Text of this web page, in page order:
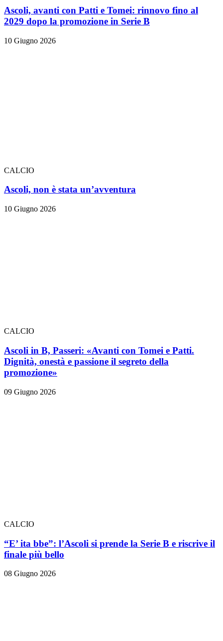
Ascoli, avanti con Patti e Tomei: rinnovo fino al
2029 dopo la promozione in Serie B
10 Giugno 2026
CALCIO
Ascoli, non è stata un’avventura
10 Giugno 2026
CALCIO
Ascoli in B, Passeri: «Avanti con Tomei e Patti.
Dignità, onestà e passione il segreto della
promozione»
09 Giugno 2026
CALCIO
“E’ ita bbe”: l’Ascoli si prende la Serie B e riscrive il
finale più bello
08 Giugno 2026